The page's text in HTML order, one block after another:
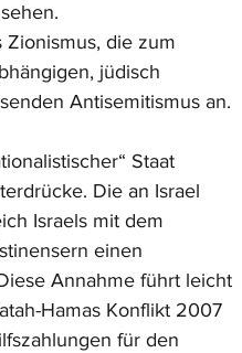
Zionismus, die zum
jüdisch
Antisemitismus an.
Staat
Die an Israel
Israels mit dem
einen
Annahme führt leicht
Hamas Konflikt 2007
für den